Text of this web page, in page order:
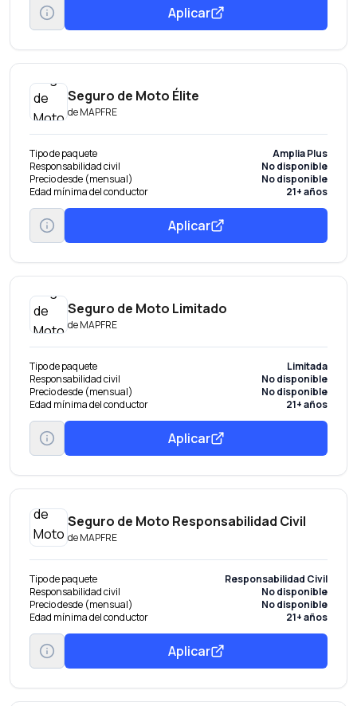
Aplicar
Seguro de Moto Élite
deMAPFRE
Tipo de paquete
Amplia Plus
Responsabilidad civil
No disponible
Precio desde (mensual)
No disponible
Edad mínima del conductor
21+ años
Aplicar
Seguro de Moto Limitado
deMAPFRE
Tipo de paquete
Limitada
Responsabilidad civil
No disponible
Precio desde (mensual)
No disponible
Edad mínima del conductor
21+ años
Aplicar
Seguro de Moto Responsabilidad Civil
deMAPFRE
Tipo de paquete
Responsabilidad Civil
Responsabilidad civil
No disponible
Precio desde (mensual)
No disponible
Edad mínima del conductor
21+ años
Aplicar